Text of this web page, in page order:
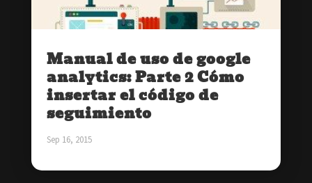
Manual de uso de google
analytics: Parte 2 Cómo
insertar el código de
seguimiento
Sep 16, 2015